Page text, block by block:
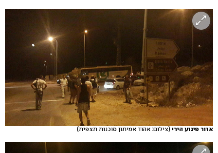
אזור פיגוע הירי(צילום: אהוד אמיתון סוכנות תצפית)